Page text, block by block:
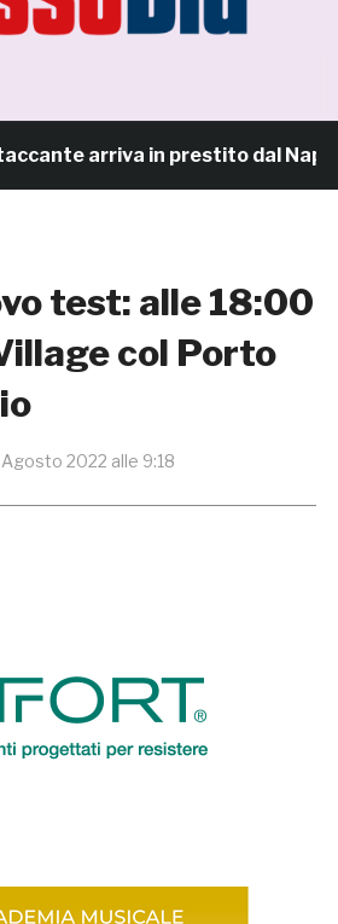
arriva in prestito dal Napoli
test: alle 18:00
col Porto
Agosto 2022 alle 9:18